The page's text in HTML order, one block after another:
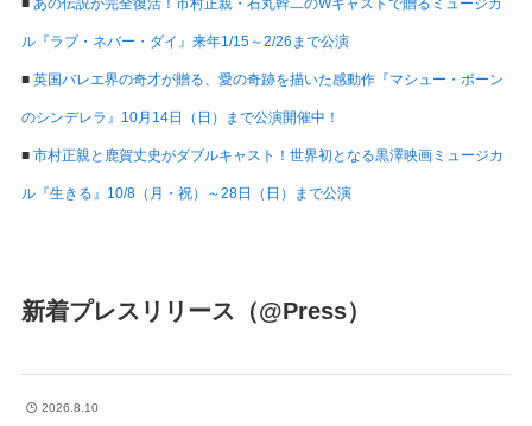
■ あの伝説が完全復活！市村正親・石丸幹二のWキャストで贈るミュージカ
ル『ラブ・ネバー・ダイ』来年1/15～2/26まで公演
■ 英国バレエ界の奇才が贈る、愛の奇跡を描いた感動作『マシュー・ボーン
のシンデレラ』10月14日（日）まで公演開催中！
■ 市村正親と鹿賀丈史がダブルキャスト！世界初となる黒澤映画ミュージカ
ル『生きる』10/8（月・祝）～28日（日）まで公演
新着プレスリリース（@Press）
2026.8.10